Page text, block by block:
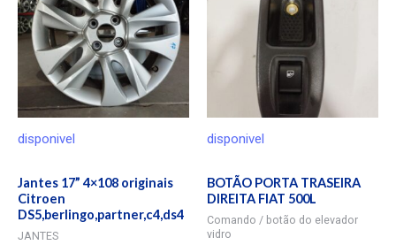
disponivel
Jantes 17” 4×108 originais
Citroen
DS5,berlingo,partner,c4,ds4
JANTES
disponivel
BOTÃO PORTA TRASEIRA
DIREITA FIAT 500L
Comando / botão do elevador
vidro